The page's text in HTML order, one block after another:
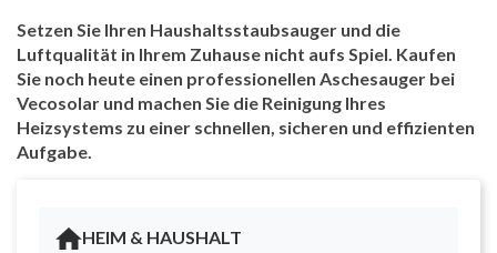
HEIM & HAUSHALT
Setzen Sie Ihren Haushaltsstaubsauger und die
Luftqualität in Ihrem Zuhause nicht aufs Spiel. Kaufen
Sie noch heute einen professionellen Aschesauger bei
Vecosolar und machen Sie die Reinigung Ihres
Heizsystems zu einer schnellen, sicheren und effizienten
Aufgabe.